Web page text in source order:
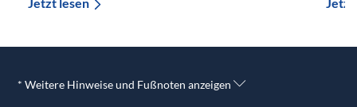
* Weitere Hinweise und Fußnoten anzeigen